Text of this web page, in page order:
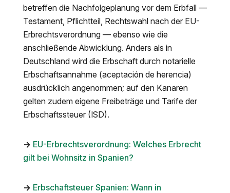
betreffen die Nachfolgeplanung vor dem Erbfall —
Testament, Pflichtteil, Rechtswahl nach der EU-
Erbrechtsverordnung — ebenso wie die
anschließende Abwicklung. Anders als in
Deutschland wird die Erbschaft durch notarielle
Erbschaftsannahme (aceptación de herencia)
ausdrücklich angenommen; auf den Kanaren
gelten zudem eigene Freibeträge und Tarife der
Erbschaftssteuer (ISD).
→ EU-Erbrechtsverordnung: Welches Erbrecht
gilt bei Wohnsitz in Spanien?
→ Erbschaftsteuer Spanien: Wann in